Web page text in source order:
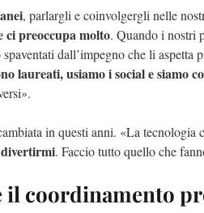
, parlargli e coinvolgergli nelle
ci preoccupa molto. Quando i nostri
dall’impegno che li
laureati, usiamo i social e siamo
in questi anni. «La
divertirmi. Faccio tutto quello che
il coordinamento